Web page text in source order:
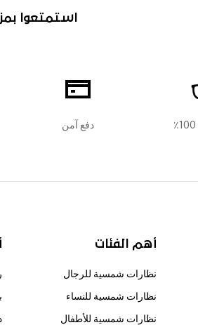
استمتعوا
دفع آمن
أهم الفئات
نظارات شمسية للرجال
نظارات شمسية للنساء
نظارات شمسية للأطفال